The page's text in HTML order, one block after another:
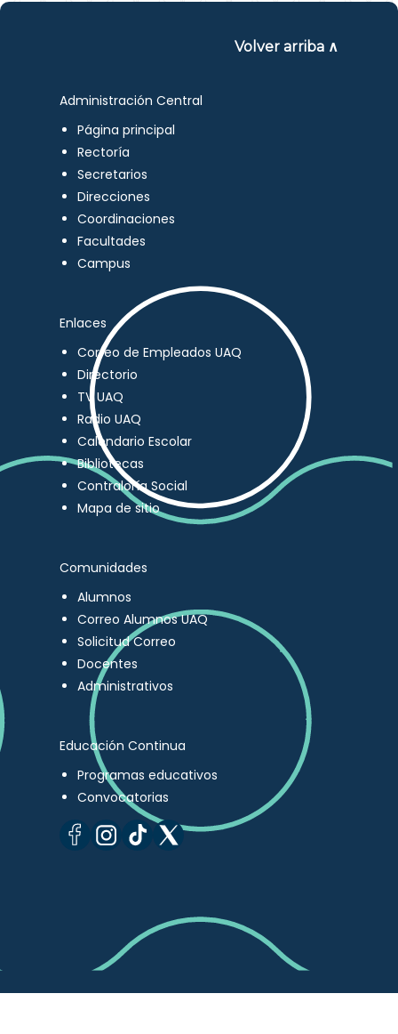
Volver arriba ∧
Administración Central
Página principal
Rectoría
Secretarios
Direcciones
Coordinaciones
Facultades
Campus
Enlaces
Correo de Empleados UAQ
Directorio
TV UAQ
Radio UAQ
Calendario Escolar
Bibliotecas
Contraloría Social
Mapa de sitio
Comunidades
Alumnos
Correo Alumnos UAQ
Solicitud Correo
Docentes
Administrativos
Educación Continua
Programas educativos
Convocatorias